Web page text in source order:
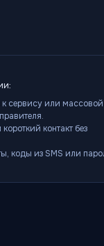
сервису или массовой
контакт без
коды из SMS или